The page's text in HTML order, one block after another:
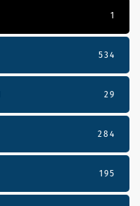
1
534
29
284
195